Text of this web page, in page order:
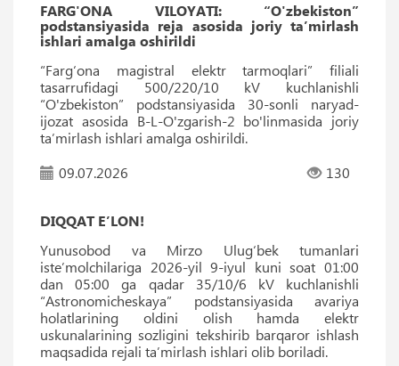
FARG'ONA VILOYATI: “O'zbekiston”
podstansiyasida reja asosida joriy ta’mirlash
ishlari amalga oshirildi
“Farg‘ona magistral elektr tarmoqlari” filiali
tasarrufidagi 500/220/10 kV kuchlanishli
“O'zbekiston” podstansiyasida 30-sonli naryad-
ijozat asosida B-L-O'zgarish-2 bo'linmasida joriy
ta’mirlash ishlari amalga oshirildi.
09.07.2026
130
DIQQAT E’LON!
Yunusobod va Mirzo Ulug‘bek tumanlari
iste’molchilariga 2026-yil 9-iyul kuni soat 01:00
dan 05:00 ga qadar 35/10/6 kV kuchlanishli
“Astronomicheskaya” podstansiyasida avariya
holatlarining oldini olish hamda elektr
uskunalarining sozligini tekshirib barqaror ishlash
maqsadida rejali ta’mirlash ishlari olib boriladi.